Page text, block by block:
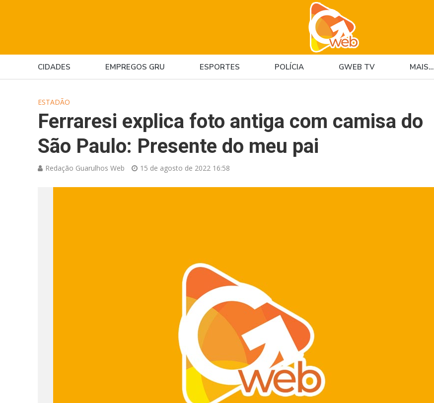
CIDADES EMPREGOS GRU ESPORTES POLÍCIA GWEB TV MAIS…
ESTADÃO
Ferraresi explica foto antiga com camisa do
São Paulo: Presente do meu pai
Redação Guarulhos Web 15 de agosto de 2022 16:58